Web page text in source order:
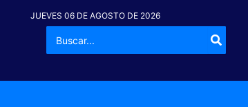
JUEVES 06 DE AGOSTO DE 2026
-º
por: